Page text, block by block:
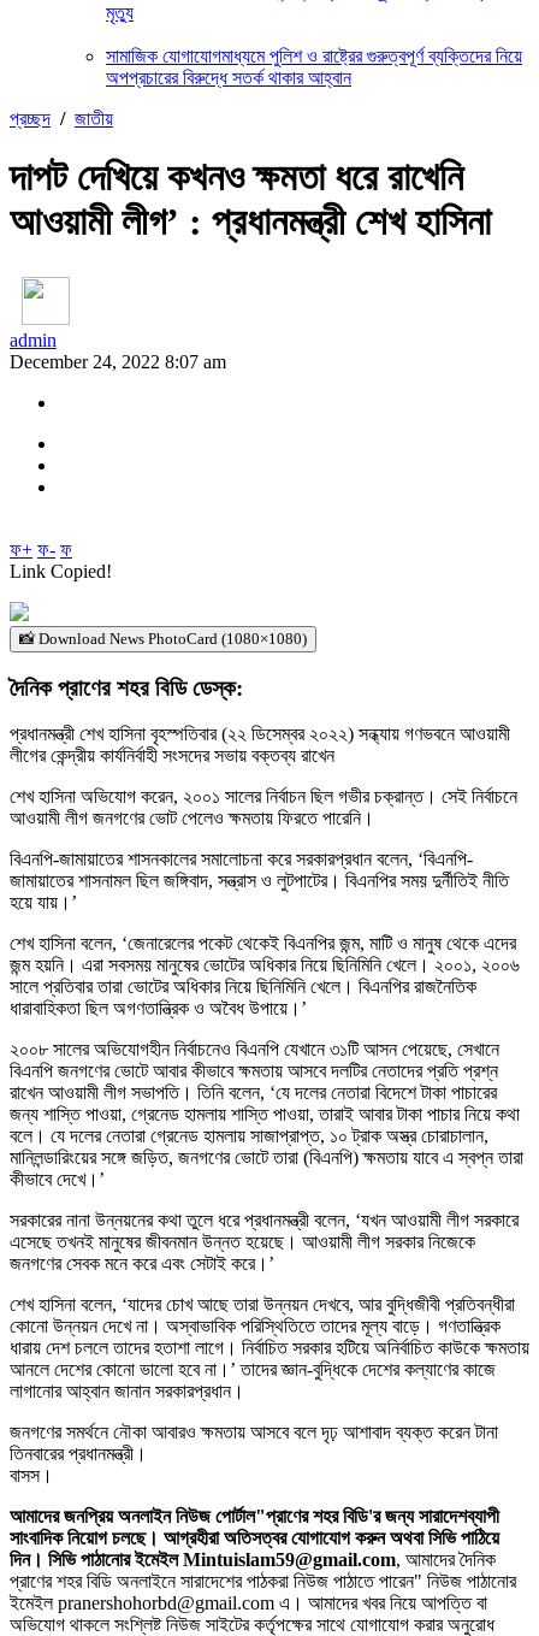
মৃত্যু
সামাজিক যোগাযোগমাধ্যমে পুলিশ ও রাষ্ট্রের গুরুত্বপূর্ণ ব্যক্তিদের নিয়ে
অপপ্রচারের বিরুদ্ধে সতর্ক থাকার আহ্বান
প্রচ্ছদ / জাতীয়
দাপট দেখিয়ে কখনও ক্ষমতা ধরে রাখেনি
আওয়ামী লীগ’ : প্রধানমন্ত্রী শেখ হাসিনা
admin
December 24, 2022 8:07 am
ফ+ ফ- ফ
Link Copied!
📸 Download News PhotoCard (1080×1080)
দৈনিক প্রাণের শহর বিডি ডেস্ক:
প্রধানমন্ত্রী শেখ হাসিনা বৃহস্পতিবার (২২ ডিসেম্বর ২০২২) সন্ধ্যায় গণভবনে আওয়ামী
লীগের কেন্দ্রীয় কার্যনির্বাহী সংসদের সভায় বক্তব্য রাখেন
শেখ হাসিনা অভিযোগ করেন, ২০০১ সালের নির্বাচন ছিল গভীর চক্রান্ত। সেই নির্বাচনে
আওয়ামী লীগ জনগণের ভোট পেলেও ক্ষমতায় ফিরতে পারেনি।
বিএনপি-জামায়াতের শাসনকালের সমালোচনা করে সরকারপ্রধান বলেন, ‘বিএনপি-
জামায়াতের শাসনামল ছিল জঙ্গিবাদ, সন্ত্রাস ও লুটপাটের। বিএনপির সময় দুর্নীতিই নীতি
হয়ে যায়।’
শেখ হাসিনা বলেন, ‘জেনারেলের পকেট থেকেই বিএনপির জন্ম, মাটি ও মানুষ থেকে এদের
জন্ম হয়নি। এরা সবসময় মানুষের ভোটের অধিকার নিয়ে ছিনিমিনি খেলে। ২০০১, ২০০৬
সালে প্রতিবার তারা ভোটের অধিকার নিয়ে ছিনিমিনি খেলে। বিএনপির রাজনৈতিক
ধারাবাহিকতা ছিল অগণতান্ত্রিক ও অবৈধ উপায়ে।’
২০০৮ সালের অভিযোগহীন নির্বাচনেও বিএনপি যেখানে ৩১টি আসন পেয়েছে, সেখানে
বিএনপি জনগণের ভোটে আবার কীভাবে ক্ষমতায় আসবে দলটির নেতাদের প্রতি প্রশ্ন
রাখেন আওয়ামী লীগ সভাপতি। তিনি বলেন, ‘যে দলের নেতারা বিদেশে টাকা পাচারের
জন্য শাস্তি পাওয়া, গ্রেনেড হামলায় শাস্তি পাওয়া, তারাই আবার টাকা পাচার নিয়ে কথা
বলে। যে দলের নেতারা গ্রেনেড হামলায় সাজাপ্রাপ্ত, ১০ ট্রাক অস্ত্র চোরাচালান,
মানিলন্ডারিংয়ের সঙ্গে জড়িত, জনগণের ভোটে তারা (বিএনপি) ক্ষমতায় যাবে এ স্বপ্ন তারা
কীভাবে দেখে।’
সরকারের নানা উন্নয়নের কথা তুলে ধরে প্রধানমন্ত্রী বলেন, ‘যখন আওয়ামী লীগ সরকারে
এসেছে তখনই মানুষের জীবনমান উন্নত হয়েছে। আওয়ামী লীগ সরকার নিজেকে
জনগণের সেবক মনে করে এবং সেটাই করে।’
শেখ হাসিনা বলেন, ‘যাদের চোখ আছে তারা উন্নয়ন দেখবে, আর বুদ্ধিজীবী প্রতিবন্ধীরা
কোনো উন্নয়ন দেখে না। অস্বাভাবিক পরিস্থিতিতে তাদের মূল্য বাড়ে। গণতান্ত্রিক
ধারায় দেশ চললে তাদের হতাশা লাগে। নির্বাচিত সরকার হটিয়ে অনির্বাচিত কাউকে ক্ষমতায়
আনলে দেশের কোনো ভালো হবে না।’ তাদের জ্ঞান-বুদ্ধিকে দেশের কল্যাণের কাজে
লাগানোর আহ্বান জানান সরকারপ্রধান।
জনগণের সমর্থনে নৌকা আবারও ক্ষমতায় আসবে বলে দৃঢ় আশাবাদ ব্যক্ত করেন টানা
তিনবারের প্রধানমন্ত্রী।
বাসস।
আমাদের জনপ্রিয় অনলাইন নিউজ পোর্টাল"প্রাণের শহর বিডি'র জন্য সারাদেশব্যাপী
সাংবাদিক নিয়োগ চলছে। আগ্রহীরা অতিসত্বর যোগাযোগ করুন অথবা সিভি পাঠিয়ে
দিন। সিভি পাঠানোর ইমেইল Mintuislam59@gmail.com, আমাদের দৈনিক
প্রাণের শহর বিডি অনলাইনে সারাদেশের পাঠকরা নিউজ পাঠাতে পারেন" নিউজ পাঠানোর
ইমেইল pranershohorbd@gmail.com এ। আমাদের খবর নিয়ে আপত্তি বা
অভিযোগ থাকলে সংশ্লিষ্ট নিউজ সাইটের কর্তৃপক্ষের সাথে যোগাযোগ করার অনুরোধ